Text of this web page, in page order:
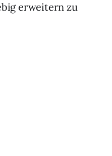
erweitern zu